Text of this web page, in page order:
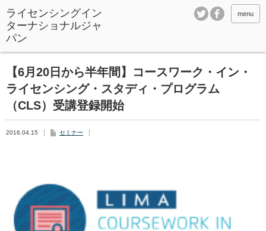
ライセンシングイン
ターナショナルジャ
パン
menu
【6月20日から半年間】コースワーク・イン・
ライセンシング・スタディ・プログラム
（CLS）受講登録開始
2016.04.15 セミナー